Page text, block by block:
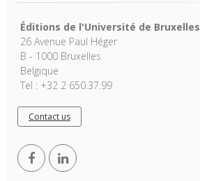
Éditions de l'Université de Bruxelles
26 Avenue Paul Héger
B - 1000 Bruxelles
Belgique
Tel : +32 2 650.37.99
Contact us